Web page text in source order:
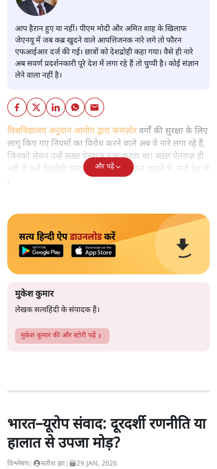
आप हैरान हुए या नहीं। पीएम मोदी और अमित शाह के खिलाफ
जेएनयू में जब कब्र खुदने वाले आपत्तिजनक नारे लगे तो फौरन
एफआईआर दर्ज की गई। छात्रों को देशद्रोही कहा गया। वैसे ही नारे
अब सवर्ण प्रदर्शनकारी पूरे देश में लगा रहे हैं तो चुप्पी है। कोई संज्ञान
लेने वाला नहीं है।
विश्वविद्यालय अनुदान आयोग द्वारा कमज़ोरवर्गों की सुरक्षा के लिए
लागू किए गए नियमों का विरोध करने वाले अब वे नारे लगा रहे हैं,
जिनको लेकर उन्हें सख़्त ऐतराज़ हुआ करता था। सख़्त ऐतराज़ ही
नहीं वे उन्हें देशद्रोही करार देकर जेल भेज देना चाहते थे, उन्हें देश से
बाहर चले जाने को कह रहे थे।
और पढ़ें
सत्य हिन्दी ऐपडाउनलोडकरें
मुकेश कुमार
लेखक सत्यहिंदी के संपादक हैं।
मुकेश कुमार की और स्टोरी पढ़ें
भारत–यूरोप संवाद: दूरदर्शी रणनीति या
हालात से उपजा मोड़?
विश्लेषण| सतीश झा 29 JAN, 2026